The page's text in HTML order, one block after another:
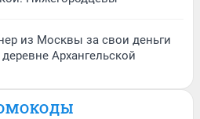
из Москвы за свои деньги
Архангельской